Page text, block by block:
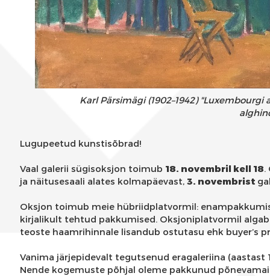
Karl Pärsimägi (1902–1942) "Luxembourgi
Lugupeetud kunstisõbrad!
Vaal galerii sügisoksjon toimub 18. novembril kell 18.
ja näitusesaali alates kolmapäevast, 3. novembrist
Oksjon toimub meie hübriidplatvormil:
kirjalikult tehtud pakkumised. Oksjoniplatvormil
teoste haamrihinnale lisandub ostutasu ehk buyer’s
Vanima järjepidevalt tegutsenud eragaleriina
Nende kogemuste põhjal oleme pakkunud